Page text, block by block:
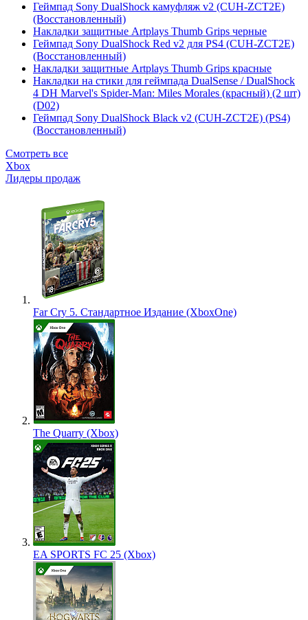
Геймпад Sony DualShock камуфляж v2 (CUH-ZCT2E)
(Восстановленный)
Накладки защитные Artplays Thumb Grips черные
Геймпад Sony DualShock Red v2 для PS4 (CUH-ZCT2E)
(Восстановленный)
Накладки защитные Artplays Thumb Grips красные
Накладки на стики для геймпада DualSense / DualShock
4 DH Marvel's Spider-Man: Miles Morales (красный) (2 шт)
(D02)
Геймпад Sony DualShock Black v2 (CUH-ZCT2E) (PS4)
(Восстановленный)
Смотреть все
Xbox
Лидеры продаж
Far Cry 5. Стандартное Издание (XboxOne)
The Quarry (Xbox)
EA SPORTS FC 25 (Xbox)